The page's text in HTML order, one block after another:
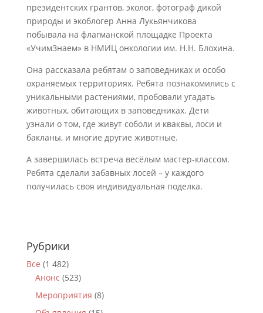
президентских грантов, эколог, фотограф дикой
природы и экоблогер Анна Лукьянчикова
побывала на флагманской площадке Проекта
«УчимЗнаем» в НМИЦ онкологии им. Н.Н. Блохина.
Она рассказала ребятам о заповедниках и особо
охраняемых территориях. Ребята познакомились с
уникальными растениями, пробовали угадать
животных, обитающих в заповедниках. Дети
узнали о том, где живут соболи и кваквы, лоси и
бакланы, и многие другие животные.
А завершилаcь встреча весёлым мастер-классом.
Ребята сделали забавных лосей – у каждого
получилась своя индивидуальная поделка.
Рубрики
Все (1 482)
Анонс (523)
Мероприятия (8)